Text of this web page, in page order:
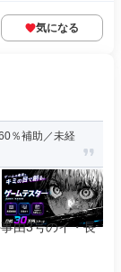
気になる
％補助／未経
由3号のイ・長